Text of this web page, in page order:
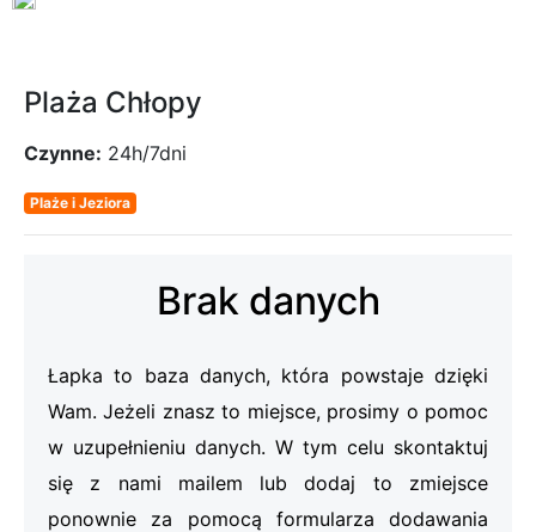
Plaża Chłopy
Czynne: 24h/7dni
Plaże i Jeziora
Brak danych
Łapka to baza danych, która powstaje dzięki
Wam. Jeżeli znasz to miejsce, prosimy o pomoc
w uzupełnieniu danych. W tym celu skontaktuj
się z nami mailem lub dodaj to zmiejsce
ponownie za pomocą formularza dodawania